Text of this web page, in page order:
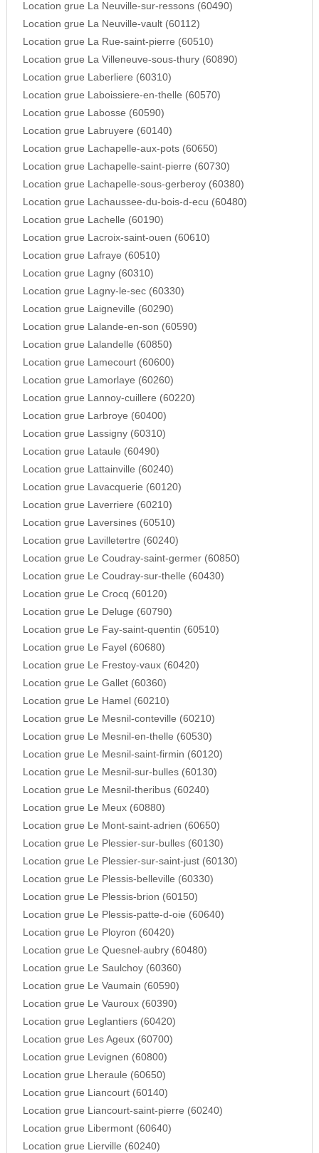
Location grue La Neuville-sur-ressons (60490)
Location grue La Neuville-vault (60112)
Location grue La Rue-saint-pierre (60510)
Location grue La Villeneuve-sous-thury (60890)
Location grue Laberliere (60310)
Location grue Laboissiere-en-thelle (60570)
Location grue Labosse (60590)
Location grue Labruyere (60140)
Location grue Lachapelle-aux-pots (60650)
Location grue Lachapelle-saint-pierre (60730)
Location grue Lachapelle-sous-gerberoy (60380)
Location grue Lachaussee-du-bois-d-ecu (60480)
Location grue Lachelle (60190)
Location grue Lacroix-saint-ouen (60610)
Location grue Lafraye (60510)
Location grue Lagny (60310)
Location grue Lagny-le-sec (60330)
Location grue Laigneville (60290)
Location grue Lalande-en-son (60590)
Location grue Lalandelle (60850)
Location grue Lamecourt (60600)
Location grue Lamorlaye (60260)
Location grue Lannoy-cuillere (60220)
Location grue Larbroye (60400)
Location grue Lassigny (60310)
Location grue Lataule (60490)
Location grue Lattainville (60240)
Location grue Lavacquerie (60120)
Location grue Laverriere (60210)
Location grue Laversines (60510)
Location grue Lavilletertre (60240)
Location grue Le Coudray-saint-germer (60850)
Location grue Le Coudray-sur-thelle (60430)
Location grue Le Crocq (60120)
Location grue Le Deluge (60790)
Location grue Le Fay-saint-quentin (60510)
Location grue Le Fayel (60680)
Location grue Le Frestoy-vaux (60420)
Location grue Le Gallet (60360)
Location grue Le Hamel (60210)
Location grue Le Mesnil-conteville (60210)
Location grue Le Mesnil-en-thelle (60530)
Location grue Le Mesnil-saint-firmin (60120)
Location grue Le Mesnil-sur-bulles (60130)
Location grue Le Mesnil-theribus (60240)
Location grue Le Meux (60880)
Location grue Le Mont-saint-adrien (60650)
Location grue Le Plessier-sur-bulles (60130)
Location grue Le Plessier-sur-saint-just (60130)
Location grue Le Plessis-belleville (60330)
Location grue Le Plessis-brion (60150)
Location grue Le Plessis-patte-d-oie (60640)
Location grue Le Ployron (60420)
Location grue Le Quesnel-aubry (60480)
Location grue Le Saulchoy (60360)
Location grue Le Vaumain (60590)
Location grue Le Vauroux (60390)
Location grue Leglantiers (60420)
Location grue Les Ageux (60700)
Location grue Levignen (60800)
Location grue Lheraule (60650)
Location grue Liancourt (60140)
Location grue Liancourt-saint-pierre (60240)
Location grue Libermont (60640)
Location grue Lierville (60240)